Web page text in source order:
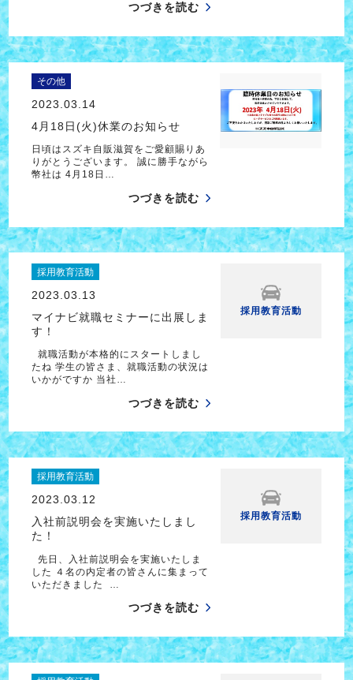
つづきを読む
その他
2023.03.14
4月18日(火)休業のお知らせ
日頃はスズキ自販滋賀をご愛顧賜りあ
りがとうございます。 誠に勝手ながら
幣社は 4月18日…
つづきを読む
採用教育活動
2023.03.13
マイナビ就職セミナーに出展しま
す！
就職活動が本格的にスタートしまし
たね 学生の皆さま、就職活動の状況は
いかがですか 当社…
つづきを読む
採用教育活動
採用教育活動
2023.03.12
入社前説明会を実施いたしまし
た！
先日、入社前説明会を実施いたしま
した ４名の内定者の皆さんに集まって
いただきました …
つづきを読む
採用教育活動